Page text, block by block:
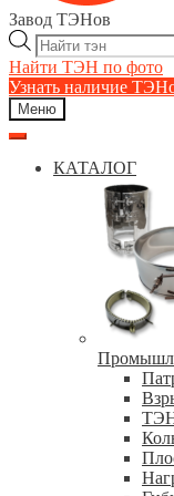
Завод ТЭНов
Поиск
товаров
Найти ТЭН по фото
Узнать наличие
Меню
КАТАЛОГ